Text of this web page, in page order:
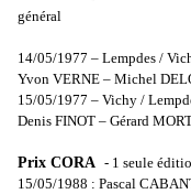
général
14/05/1977 – Lempdes /
Yvon VERNE – Michel
15/05/1977 – Vichy /
Denis FINOT – Gérard
Prix CORA - 1 seule
15/05/1988 : Pascal